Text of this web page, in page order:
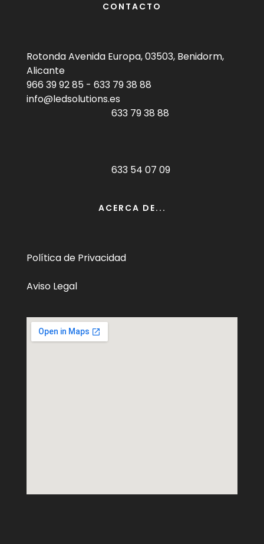
CONTACTO
Rotonda Avenida Europa, 03503, Benidorm,
Alicante
966 39 92 85 - 633 79 38 88
info@ledsolutions.es
633 79 38 88
633 54 07 09
ACERCA DE...
Política de Privacidad
Aviso Legal